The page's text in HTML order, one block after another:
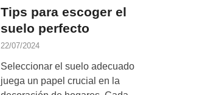
Tips para escoger el
suelo perfecto
22/07/2024
Seleccionar el suelo adecuado
juega un papel crucial en la